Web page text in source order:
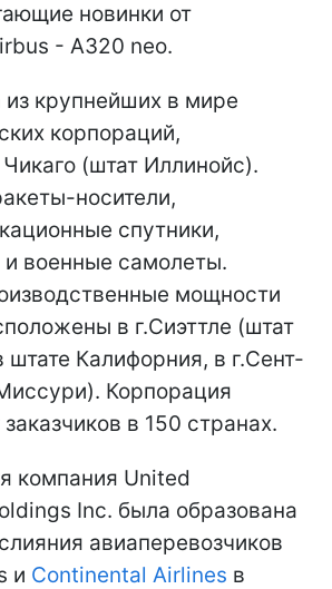
новинки от
- A320 neo.
из крупнейших в мире
корпораций,
(штат Иллинойс).
носители,
спутники,
военные самолеты.
мощности
в г.Сиэттле (штат
штате Калифорния, в г.Сент-
Корпорация
в 150 странах.
компания United
Inc. была образована
авиаперевозчиков
и Continental Airlines в